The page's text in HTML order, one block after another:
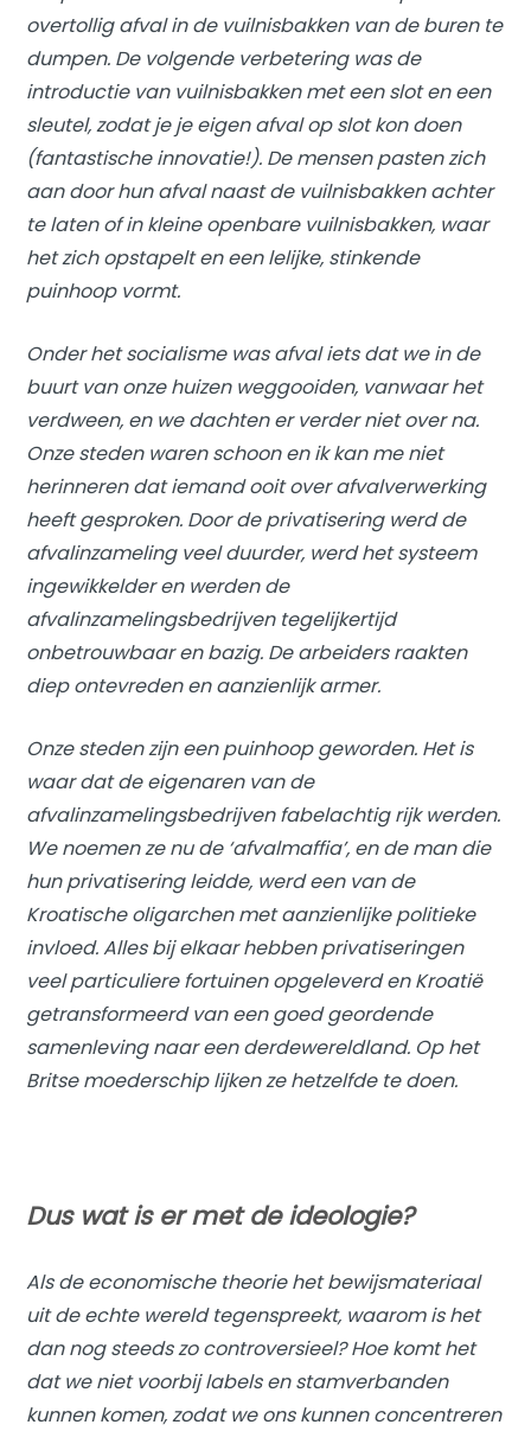
overtollig afval in de vuilnisbakken van de buren te
dumpen. De volgende verbetering was de
introductie van vuilnisbakken met een slot en een
sleutel, zodat je je eigen afval op slot kon doen
(fantastische innovatie!). De mensen pasten zich
aan door hun afval naast de vuilnisbakken achter
te laten of in kleine openbare vuilnisbakken, waar
het zich opstapelt en een lelijke, stinkende
puinhoop vormt.
Onder het socialisme was afval iets dat we in de
buurt van onze huizen weggooiden, vanwaar het
verdween, en we dachten er verder niet over na.
Onze steden waren schoon en ik kan me niet
herinneren dat iemand ooit over afvalverwerking
heeft gesproken. Door de privatisering werd de
afvalinzameling veel duurder, werd het systeem
ingewikkelder en werden de
afvalinzamelingsbedrijven tegelijkertijd
onbetrouwbaar en bazig. De arbeiders raakten
diep ontevreden en aanzienlijk armer.
Onze steden zijn een puinhoop geworden. Het is
waar dat de eigenaren van de
afvalinzamelingsbedrijven fabelachtig rijk werden.
We noemen ze nu de ‘afvalmaffia’, en de man die
hun privatisering leidde, werd een van de
Kroatische oligarchen met aanzienlijke politieke
invloed. Alles bij elkaar hebben privatiseringen
veel particuliere fortuinen opgeleverd en Kroatië
getransformeerd van een goed geordende
samenleving naar een derdewereldland. Op het
Britse moederschip lijken ze hetzelfde te doen.
Dus wat is er met de ideologie?
Als de economische theorie het bewijsmateriaal
uit de echte wereld tegenspreekt, waarom is het
dan nog steeds zo controversieel? Hoe komt het
dat we niet voorbij labels en stamverbanden
kunnen komen, zodat we ons kunnen concentreren